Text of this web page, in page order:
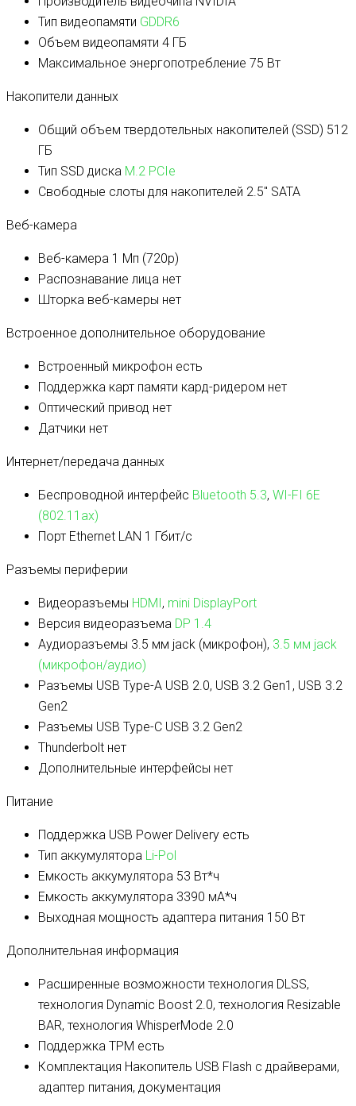
Тип видеопамяти GDDR6
Объем видеопамяти 4 ГБ
Максимальное энергопотребление 75 Вт
Накопители данных
Общий объем твердотельных накопителей (SSD) 512
ГБ
Тип SSD диска M.2 PCIe
Свободные слоты для накопителей 2.5″ SATA
Веб-камера
Веб-камера 1 Мп (720p)
Распознавание лица нет
Шторка веб-камеры нет
Встроенное дополнительное оборудование
Встроенный микрофон есть
Поддержка карт памяти кард-ридером нет
Оптический привод нет
Датчики нет
Интернет/передача данных
Беспроводной интерфейс Bluetooth 5.3, WI-FI 6E
(802.11ax)
Порт Ethernet LAN 1 Гбит/с
Разъемы периферии
Видеоразъемы HDMI , mini DisplayPort
Версия видеоразъема DP 1.4
Аудиоразъемы 3.5 мм jack (микрофон), 3.5 мм jack
(микрофон/аудио)
Разъемы USB Type-A USB 2.0, USB 3.2 Gen1, USB 3.2
Gen2
Разъемы USB Type-C USB 3.2 Gen2
Thunderbolt нет
Дополнительные интерфейсы нет
Питание
Поддержка USB Power Delivery есть
Тип аккумулятора Li-Pol
Емкость аккумулятора 53 Вт*ч
Емкость аккумулятора 3390 мА*ч
Выходная мощность адаптера питания 150 Вт
Дополнительная информация
Расширенные возможности технология DLSS,
технология Dynamic Boost 2.0, технология Resizable
BAR, технология WhisperMode 2.0
Поддержка TPM есть
Комплектация Накопитель USB Flash с драйверами,
адаптер питания, документация